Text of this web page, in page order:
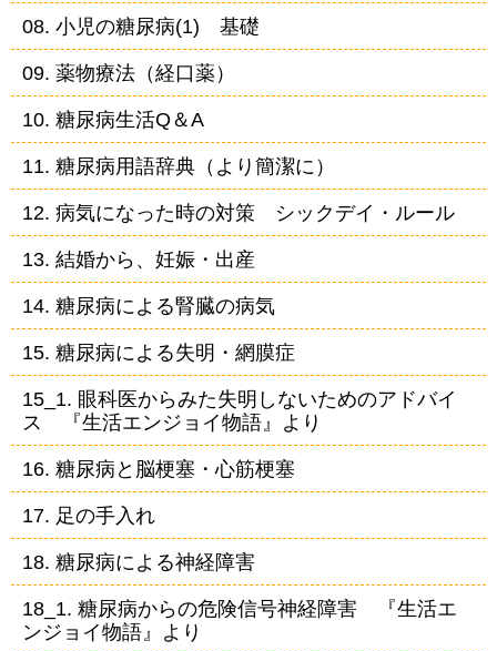
08. 小児の糖尿病(1) 基礎
09. 薬物療法（経口薬）
10. 糖尿病生活Q＆A
11. 糖尿病用語辞典（より簡潔に）
12. 病気になった時の対策 シックデイ・ルール
13. 結婚から、妊娠・出産
14. 糖尿病による腎臓の病気
15. 糖尿病による失明・網膜症
15_1. 眼科医からみた失明しないためのアドバイ
ス 『生活エンジョイ物語』より
16. 糖尿病と脳梗塞・心筋梗塞
17. 足の手入れ
18. 糖尿病による神経障害
18_1. 糖尿病からの危険信号神経障害 『生活エ
ンジョイ物語』より